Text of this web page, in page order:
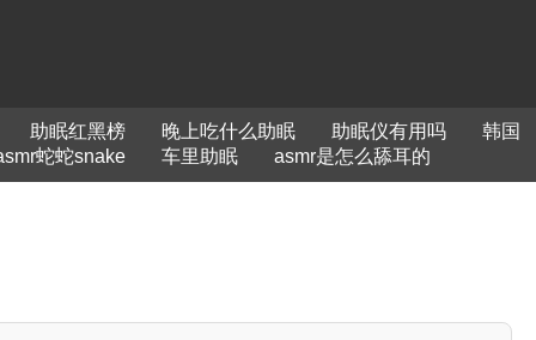
助眠红黑榜 晚上吃什么助眠 助眠仪有用吗
韩国
蛇蛇snake
车里助眠 asmr是怎么舔耳的